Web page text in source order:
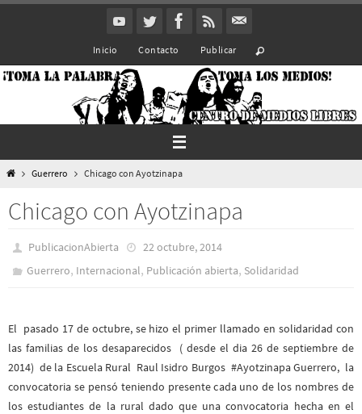
Inicio Contacto Publicar
InicioGuerrero Chicago con Ayotzinapa
Chicago con Ayotzinapa
PublicacionAbierta
22 octubre, 2014
Guerrero, Internacional, Publicación abierta, Solidaridad
El pasado 17 de octubre, se hizo el primer llamado en solidaridad con
las familias de los desaparecidos ( desde el dia 26 de septiembre de
2014) de la Escuela Rural Raul Isidro Burgos #Ayotzinapa Guerrero, la
convocatoria se pensó teniendo presente cada uno de los nombres de
los estudiantes de la rural dado que una convocatoria hecha en el